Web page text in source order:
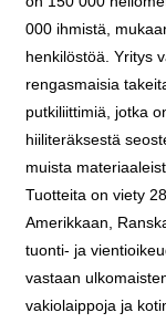
000 ihmistä,
henkilöstöä. Yritys
rengasmaisia
putkiliittimiä, jotka
hiiliteräksestä
muista
Tuotteita on viety
Amerikkaan,
tuonti- ja
vastaan
vakiolaippoja ja